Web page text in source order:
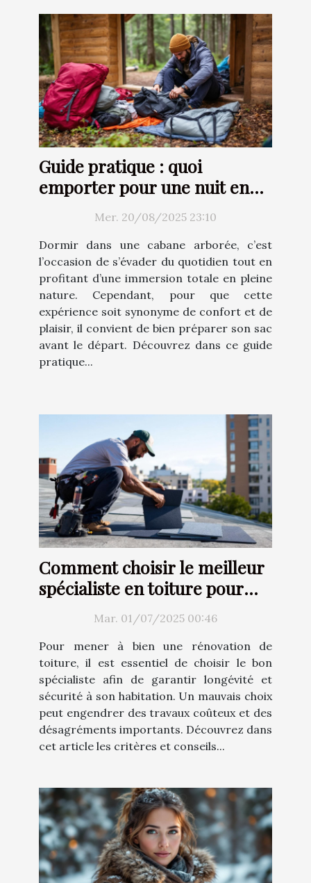
Guide pratique : quoi
emporter pour une nuit en
cabane arborée ?
Mer. 20/08/2025 23:10
Dormir dans une cabane arborée, c’est
l’occasion de s’évader du quotidien tout en
profitant d’une immersion totale en pleine
nature. Cependant, pour que cette
expérience soit synonyme de confort et de
plaisir, il convient de bien préparer son sac
avant le départ. Découvrez dans ce guide
pratique...
Comment choisir le meilleur
spécialiste en toiture pour
votre rénovation ?
Mar. 01/07/2025 00:46
Pour mener à bien une rénovation de
toiture, il est essentiel de choisir le bon
spécialiste afin de garantir longévité et
sécurité à son habitation. Un mauvais choix
peut engendrer des travaux coûteux et des
désagréments importants. Découvrez dans
cet article les critères et conseils...